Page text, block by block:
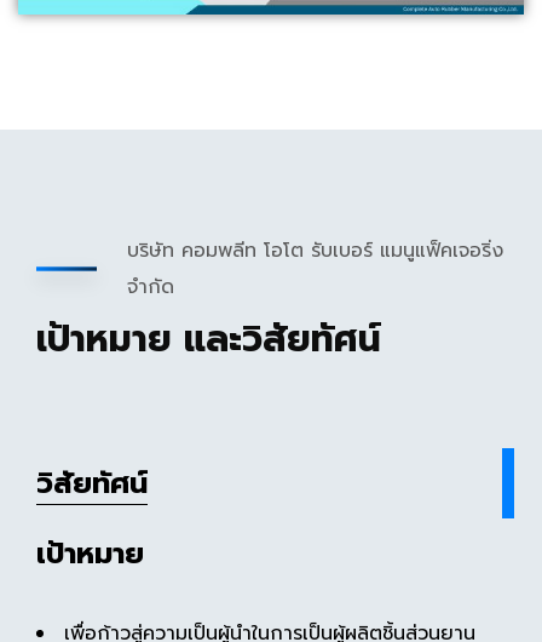
บริษัท คอมพลีท โอโต รับเบอร์ แมนูแฟ็คเจอริ่ง
จำกัด
เป้าหมาย และวิสัยทัศน์
วิสัยทัศน์
เป้าหมาย
เพื่อก้าวสู่ความเป็นผู้นำในการเป็นผู้ผลิตชิ้นส่วนยาน